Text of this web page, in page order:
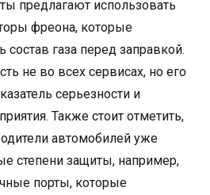
предлагают использовать
фреона, которые
газа перед заправкой.
не во всех сервисах, но его
серьезности и
Также стоит отметить,
автомобилей уже
степени защиты, например,
порты, которые